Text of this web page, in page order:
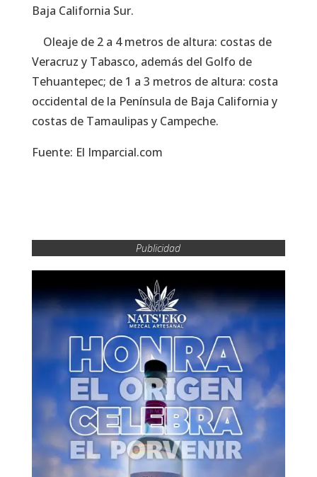
Baja California Sur.
Oleaje de 2 a 4 metros de altura: costas de
Veracruz y Tabasco, además del Golfo de
Tehuantepec; de 1 a 3 metros de altura: costa
occidental de la Península de Baja California y
costas de Tamaulipas y Campeche.
Fuente: El Imparcial.com
Publicidad